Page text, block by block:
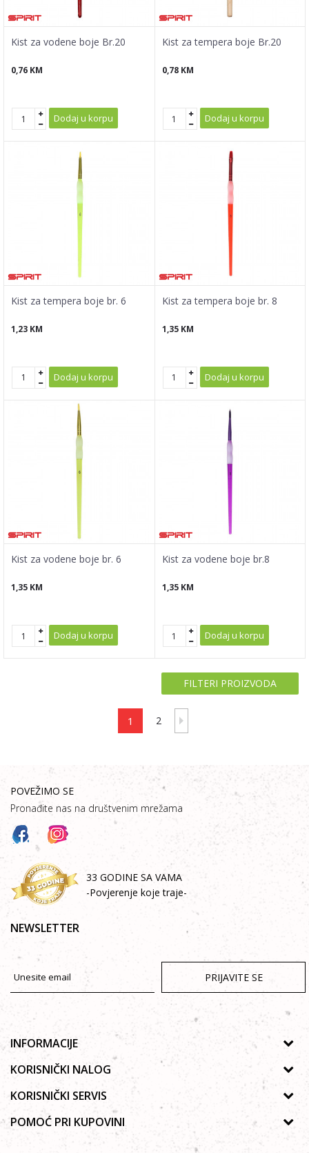
Kist za vodene boje Br.20
0,76 KM
Dodaj u korpu
Kist za tempera boje Br.20
0,78 KM
Dodaj u korpu
Kist za tempera boje br. 6
1,23 KM
Dodaj u korpu
Kist za tempera boje br. 8
1,35 KM
Dodaj u korpu
Kist za vodene boje br. 6
1,35 KM
Dodaj u korpu
Kist za vodene boje br.8
1,35 KM
Dodaj u korpu
FILTERI PROIZVODA
1 2
POVEŽIMO SE
Pronađite nas na društvenim mrežama
33 GODINE SA VAMA
-Povjerenje koje traje-
NEWSLETTER
PRIJAVITE SE
INFORMACIJE
O nama
Galerija
Saradnja
KORISNIČKI NALOG
Uputstvo za registraciju
Zaboravljena lozinka
Poručivanje
KORISNIČKI SERVIS
Politika privatnosti
Autorska prava
POMOĆ PRI KUPOVINI
Kako kupiti online?